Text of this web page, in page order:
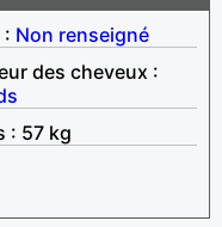
: Non renseigné
des cheveux :
: 57 kg